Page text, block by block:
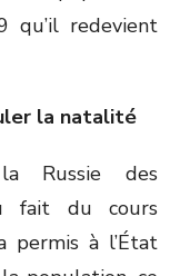
qu’il redevient
la natalité
la Russie des
fait du cours
à l’État